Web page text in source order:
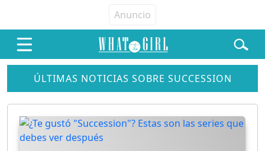
ÚLTIMAS NOTICIAS SOBRE SUCCESSION